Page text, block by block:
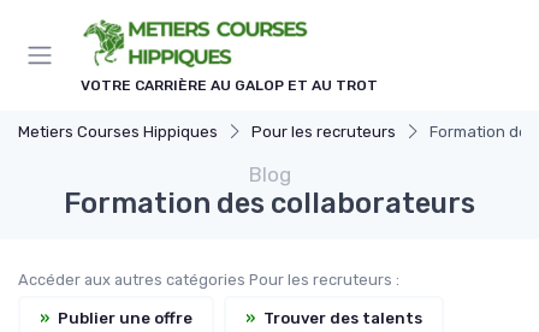
VOTRE CARRIÈRE AU GALOP ET AU TROT
Metiers Courses Hippiques Pour les recruteurs Formation
Blog
Formation des collaborateurs
Accéder aux autres catégories Pour les recruteurs :
» Publier une offre » Trouver des talents
Panneau de gestion des cookies